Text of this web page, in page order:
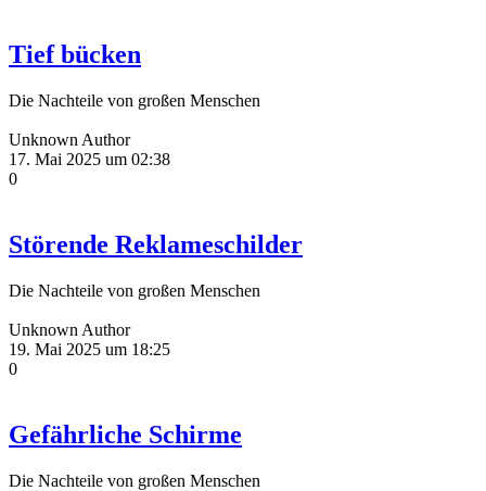
Tief bücken
Die Nachteile von großen Menschen
Unknown Author
17. Mai 2025 um 02:38
0
Störende Reklameschilder
Die Nachteile von großen Menschen
Unknown Author
19. Mai 2025 um 18:25
0
Gefährliche Schirme
Die Nachteile von großen Menschen